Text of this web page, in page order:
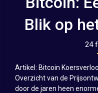
Blik op
24
Artikel: Bitcoin
Overzicht van de
door de jaren heen